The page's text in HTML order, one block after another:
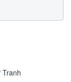
Tranh